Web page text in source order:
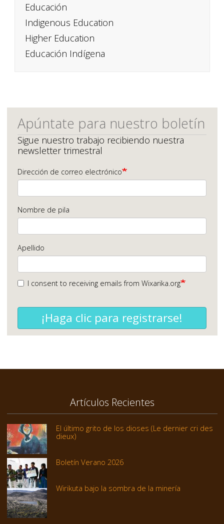
Educación
Indigenous Education
Higher Education
Educación Indígena
Apúntate para nuestro boletín
Sigue nuestro trabajo recibiendo nuestra
newsletter trimestral
Dirección de correo electrónico
Nombre de pila
Apellido
I consent to receiving emails from Wixarika.org
¡Haga clic para registrarse!
Artículos Recientes
El último grito de los dioses (Le dernier cri des
dieux)
Boletín Verano 2026
Wirikuta bajo la sombra de la minería